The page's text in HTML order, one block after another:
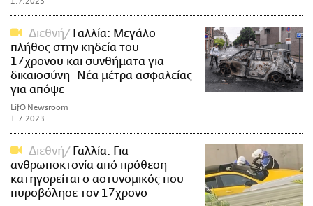
Διεθνή
Γαλλία: Μεγάλο
πλήθος στην κηδεία του
17χρονου και συνθήματα για
δικαιοσύνη -Νέα μέτρα ασφαλείας
για απόψε
LifO Newsroom
1.7.2023
Διεθνή
Γαλλία: Για
ανθρωποκτονία από πρόθεση
κατηγορείται ο αστυνομικός που
πυροβόλησε τον 17χρονο